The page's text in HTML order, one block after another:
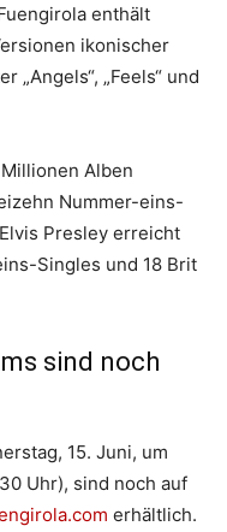
enthält
ikonischer
„Angels“, „Feels“ und
Alben
Nummer-eins-
Presley erreicht
Singles und 18 Brit
sind noch
15. Juni, um
Uhr), sind noch auf
erhältlich.